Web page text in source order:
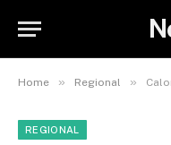
Home » Regional » Calon Wali
REGIONAL